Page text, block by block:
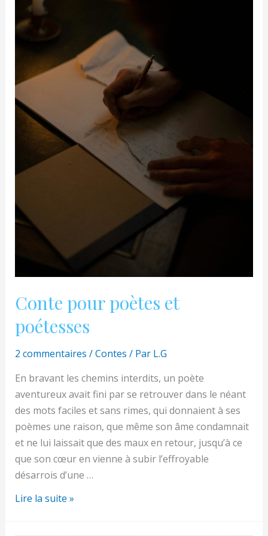
Conte pour poètes et
poétesses
2 commentaires /Contes / Par L.G
En bravant les chemins interdits, un poète
aventureux avait fini par se retrouver dans le néant
des mots faciles et sans rimes, qui donnaient à ses
poèmes une raison, que même son âme condamnait
et ne lui laissait que des maux en retour, jusqu’à ce
que son cœur en vienne à subir l’effroyable
désarrois d’une …
Conte
Lire la suite »